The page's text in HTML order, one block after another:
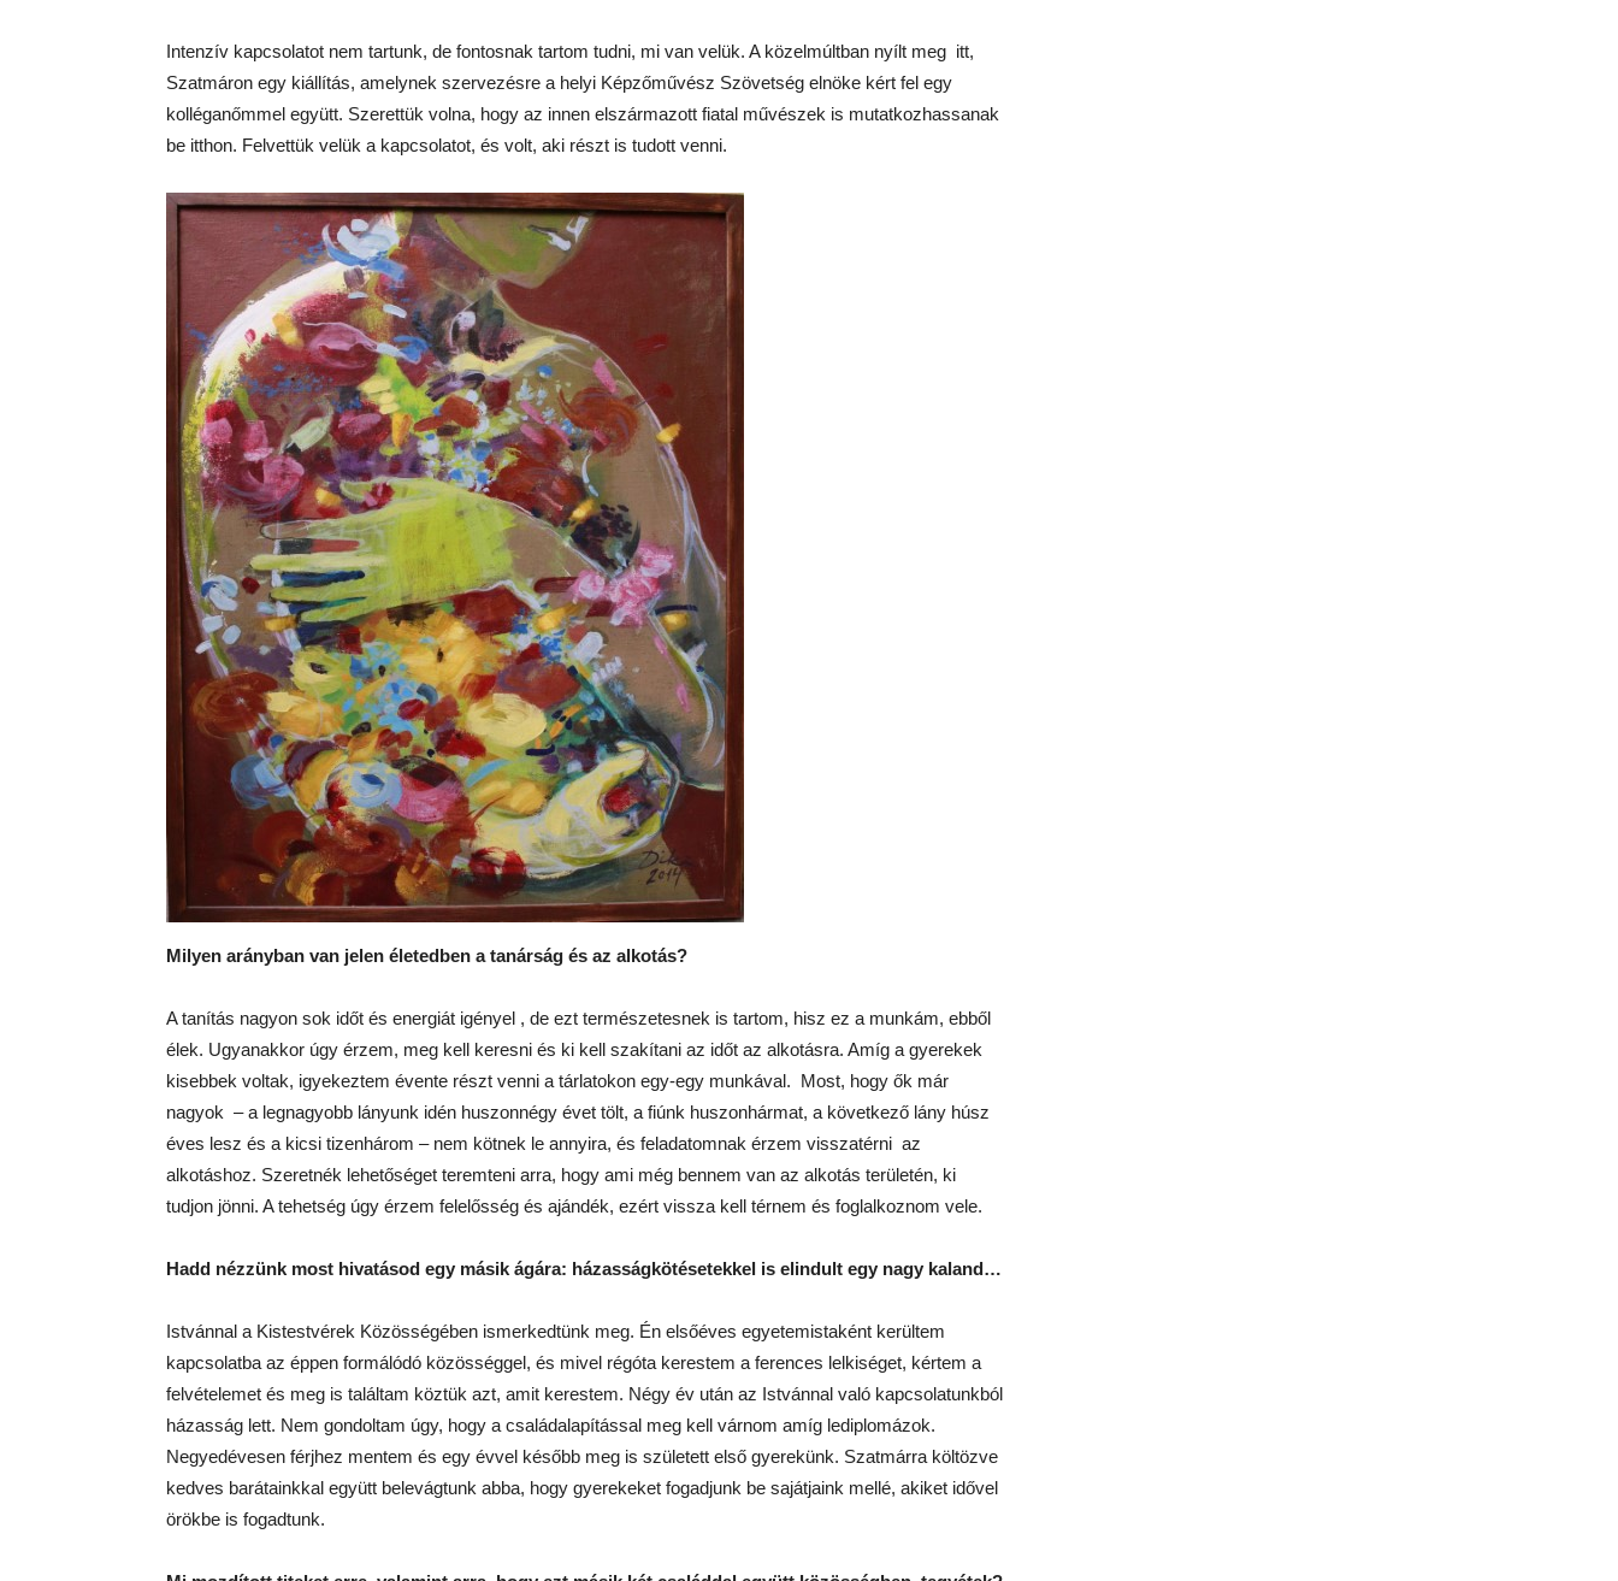
Intenzív kapcsolatot nem tartunk, de fontosnak tartom tudni, mi van velük. A közelmúltban nyílt meg itt,
Szatmáron egy kiállítás, amelynek szervezésre a helyi Képzőművész Szövetség elnöke kért fel egy
kolléganőmmel együtt. Szerettük volna, hogy az innen elszármazott fiatal művészek is mutatkozhassanak
be itthon. Felvettük velük a kapcsolatot, és volt, aki részt is tudott venni.
Milyen arányban van jelen életedben a tanárság és az alkotás?
A tanítás nagyon sok időt és energiát igényel , de ezt természetesnek is tartom, hisz ez a munkám, ebből
élek. Ugyanakkor úgy érzem, meg kell keresni és ki kell szakítani az időt az alkotásra. Amíg a gyerekek
kisebbek voltak, igyekeztem évente részt venni a tárlatokon egy-egy munkával. Most, hogy ők már
nagyok – a legnagyobb lányunk idén huszonnégy évet tölt, a fiúnk huszonhármat, a következő lány húsz
éves lesz és a kicsi tizenhárom – nem kötnek le annyira, és feladatomnak érzem visszatérni az
alkotáshoz. Szeretnék lehetőséget teremteni arra, hogy ami még bennem van az alkotás területén, ki
tudjon jönni. A tehetség úgy érzem felelősség és ajándék, ezért vissza kell térnem és foglalkoznom vele.
Hadd nézzünk most hivatásod egy másik ágára: házasságkötésetekkel is elindult egy nagy kaland…
Istvánnal a Kistestvérek Közösségében ismerkedtünk meg. Én elsőéves egyetemistaként kerültem
kapcsolatba az éppen formálódó közösséggel, és mivel régóta kerestem a ferences lelkiséget, kértem a
felvételemet és meg is találtam köztük azt, amit kerestem. Négy év után az Istvánnal való kapcsolatunkból
házasság lett. Nem gondoltam úgy, hogy a családalapítással meg kell várnom amíg lediplomázok.
Negyedévesen férjhez mentem és egy évvel később meg is született első gyerekünk. Szatmárra költözve
kedves barátainkkal együtt belevágtunk abba, hogy gyerekeket fogadjunk be sajátjaink mellé, akiket idővel
örökbe is fogadtunk.